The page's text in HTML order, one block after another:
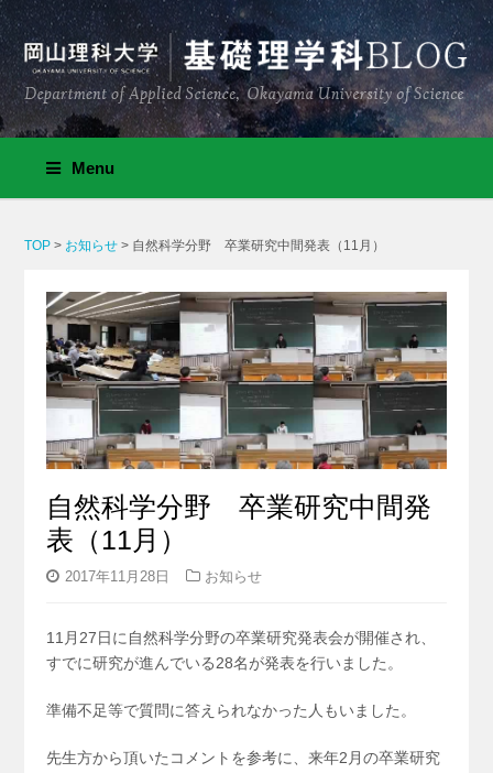
Menu
TOP > お知らせ > 自然科学分野 卒業研究中間発表（11月）
自然科学分野 卒業研究中間発
表（11月）
2017年11月28日 お知らせ
11月27日に自然科学分野の卒業研究発表会が開催され、
すでに研究が進んでいる28名が発表を行いました。
準備不足等で質問に答えられなかった人もいました。
先生方から頂いたコメントを参考に、来年2月の卒業研究